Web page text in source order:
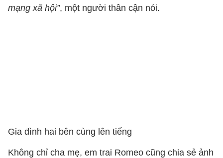
mạng xã hội”, một người thân cận nói.
Gia đình hai bên cùng lên tiếng
Không chỉ cha mẹ, em trai Romeo cũng chia sẻ ảnh